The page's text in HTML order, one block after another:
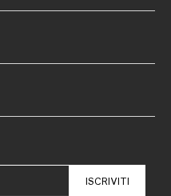
ISCRIVITI